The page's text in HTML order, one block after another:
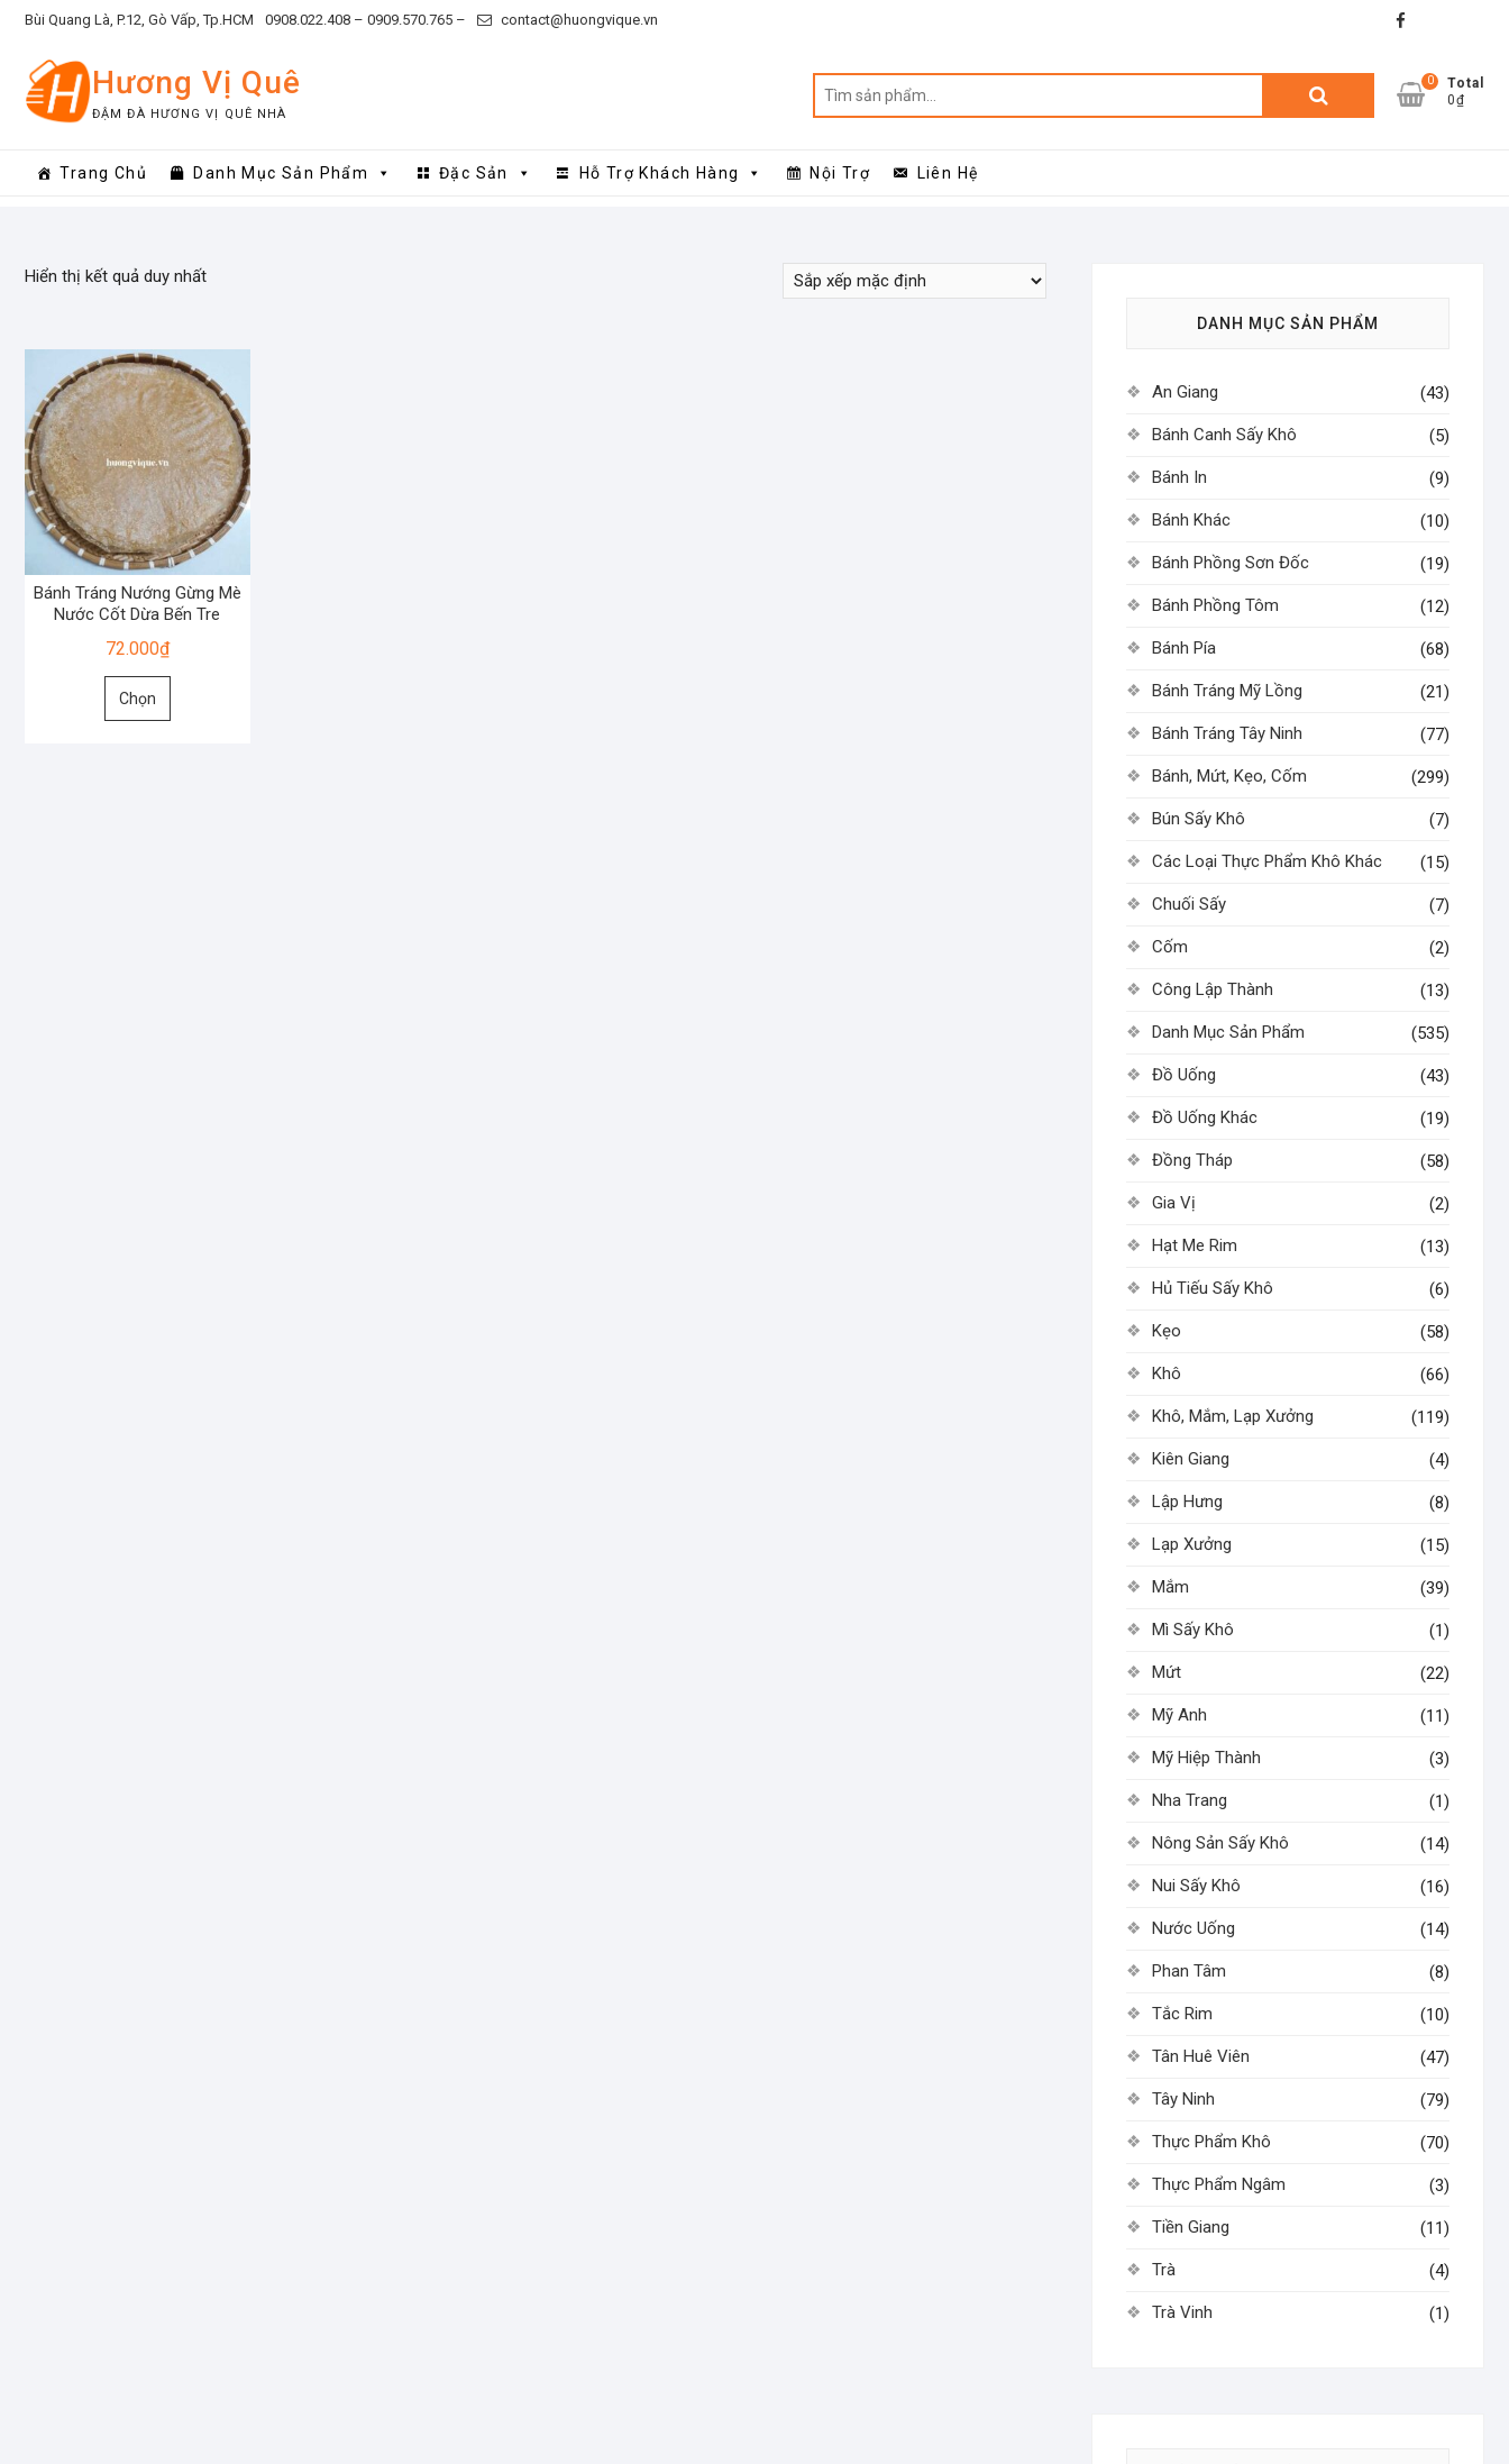
Skip
content
Bùi Quang Là, P.12, Gò Vấp, Tp.HCM 0908.022.408 – 0909.570.765 – contact@huongvique.vn facebook
Hương Vị Quê
ĐẬM ĐÀ HƯƠNG VỊ QUÊ NHÀ
0
Total
0₫
Trang Chủ Danh Mục Sản Phẩm Đặc Sản Hỗ Trợ Khách Hàng Nội Trợ Liên Hệ
Hiển thị kết quả duy nhất
Bánh Tráng Nướng Gừng Mè
Nước Cốt Dừa Bến Tre
72.000₫
Chọn
Sản
DANH MỤC SẢN PHẨM
An Giang (43)
Bánh Canh Sấy Khô (5)
Bánh In (9)
Bánh Khác (10)
Bánh Phồng Sơn Đốc (19)
Bánh Phồng Tôm (12)
Bánh Pía (68)
Bánh Tráng Mỹ Lồng (21)
Bánh Tráng Tây Ninh (77)
Bánh, Mứt, Kẹo, Cốm (299)
Bún Sấy Khô (7)
Các Loại Thực Phẩm Khô Khác (15)
Chuối Sấy (7)
Cốm (2)
Công Lập Thành (13)
Danh Mục Sản Phẩm (535)
Đồ Uống (43)
Đồ Uống Khác (19)
Đồng Tháp (58)
Gia Vị (2)
Hạt Me Rim (13)
Hủ Tiếu Sấy Khô (6)
Kẹo (58)
Khô (66)
Khô, Mắm, Lạp Xưởng (119)
Kiên Giang (4)
Lập Hưng (8)
Lạp Xưởng (15)
Mắm (39)
Mì Sấy Khô (1)
Mứt (22)
Mỹ Anh (11)
Mỹ Hiệp Thành (3)
Nha Trang (1)
Nông Sản Sấy Khô (14)
Nui Sấy Khô (16)
Nước Uống (14)
Phan Tâm (8)
Tắc Rim (10)
Tân Huê Viên (47)
Tây Ninh (79)
Thực Phẩm Khô (70)
Thực Phẩm Ngâm (3)
Tiền Giang (11)
Trà (4)
Trà Vinh (1)